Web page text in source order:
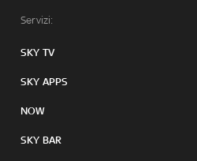
Servizi:
SKY TV
SKY APPS
NOW
SKY BAR